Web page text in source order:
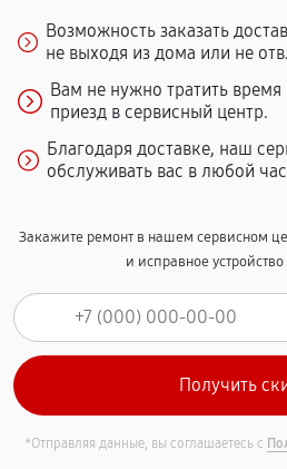
Возможность заказать
не выходя из дома или не
Вам не нужно тратить
приезд в сервисный центр.
Благодаря доставке, наш
обслуживать вас в любой
Закажите ремонт в нашем сервисном
и исправное
*Отправляя данные, вы соглашаетесь с